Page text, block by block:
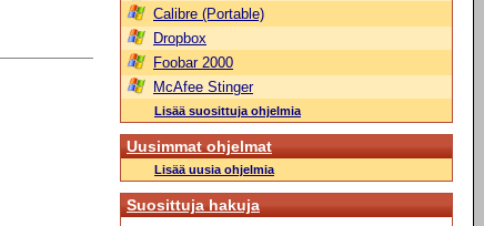
Calibre (Portable)
Dropbox
Foobar 2000
McAfee Stinger
Lisää suosittuja ohjelmia
Uusimmat ohjelmat
Lisää uusia ohjelmia
Suosittuja hakuja